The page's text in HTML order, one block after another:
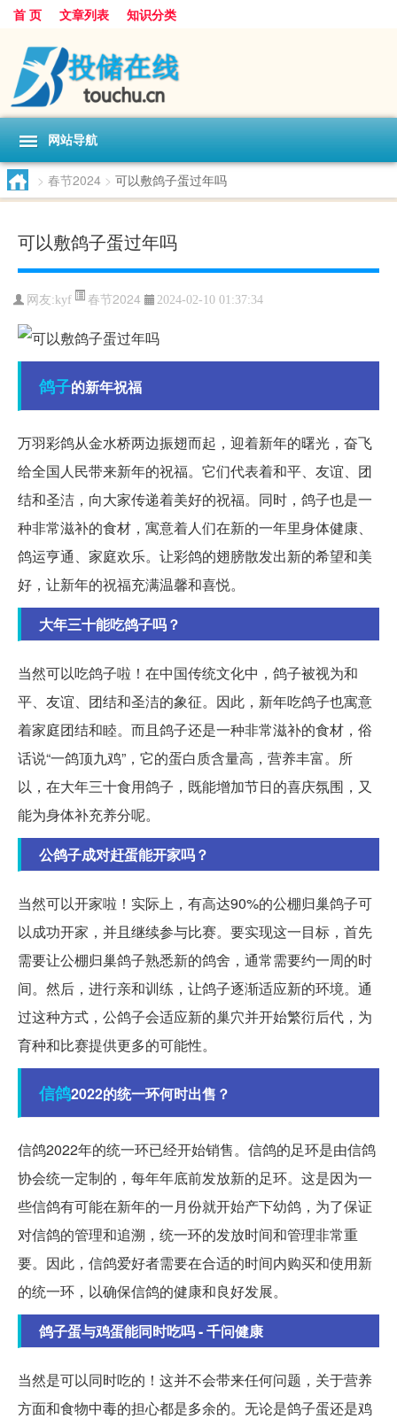
首 页 文章列表 知识分类
网站导航
> 春节2024 > 可以敷鸽子蛋过年吗
可以敷鸽子蛋过年吗
网友: kyf 春节2024 2024-02-10 01:37:34
鸽子的新年祝福
万羽彩鸽从金水桥两边振翅而起，迎着新年的曙光，奋飞
给全国人民带来新年的祝福。它们代表着和平、友谊、团
结和圣洁，向大家传递着美好的祝福。同时，鸽子也是一
种非常滋补的食材，寓意着人们在新的一年里身体健康、
鸽运亨通、家庭欢乐。让彩鸽的翅膀散发出新的希望和美
好，让新年的祝福充满温馨和喜悦。
大年三十能吃鸽子吗？
当然可以吃鸽子啦！在中国传统文化中，鸽子被视为和
平、友谊、团结和圣洁的象征。因此，新年吃鸽子也寓意
着家庭团结和睦。而且鸽子还是一种非常滋补的食材，俗
话说“一鸽顶九鸡”，它的蛋白质含量高，营养丰富。所
以，在大年三十食用鸽子，既能增加节日的喜庆氛围，又
能为身体补充养分呢。
公鸽子成对赶蛋能开家吗？
当然可以开家啦！实际上，有高达90%的公棚归巢鸽子可
以成功开家，并且继续参与比赛。要实现这一目标，首先
需要让公棚归巢鸽子熟悉新的鸽舍，通常需要约一周的时
间。然后，进行亲和训练，让鸽子逐渐适应新的环境。通
过这种方式，公鸽子会适应新的巢穴并开始繁衍后代，为
育种和比赛提供更多的可能性。
信鸽2022的统一环何时出售？
信鸽2022年的统一环已经开始销售。信鸽的足环是由信鸽
协会统一定制的，每年年底前发放新的足环。这是因为一
些信鸽有可能在新年的一月份就开始产下幼鸽，为了保证
对信鸽的管理和追溯，统一环的发放时间和管理非常重
要。因此，信鸽爱好者需要在合适的时间内购买和使用新
的统一环，以确保信鸽的健康和良好发展。
鸽子蛋与鸡蛋能同时吃吗 - 千问健康
当然是可以同时吃的！这并不会带来任何问题，关于营养
方面和食物中毒的担心都是多余的。无论是鸽子蛋还是鸡